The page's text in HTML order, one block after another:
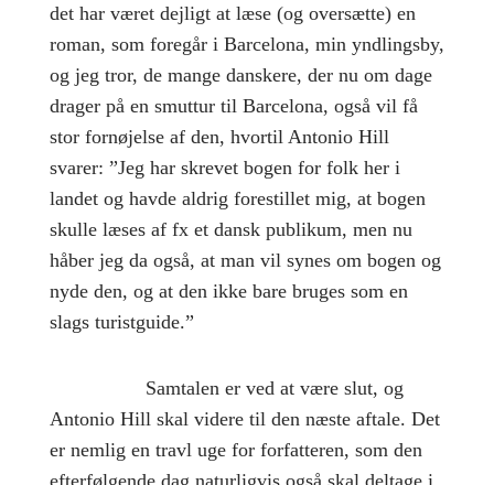
det har været dejligt at læse (og oversætte) en
roman, som foregår i Barcelona, min yndlingsby,
og jeg tror, de mange danskere, der nu om dage
drager på en smuttur til Barcelona, også vil få
stor fornøjelse af den, hvortil Antonio Hill
svarer: ”Jeg har skrevet bogen for folk her i
landet og havde aldrig forestillet mig, at bogen
skulle læses af fx et dansk publikum, men nu
håber jeg da også, at man vil synes om bogen og
nyde den, og at den ikke bare bruges som en
slags turistguide.”
Samtalen er ved at være slut, og
Antonio Hill skal videre til den næste aftale. Det
er nemlig en travl uge for forfatteren, som den
efterfølgende dag naturligvis også skal deltage i